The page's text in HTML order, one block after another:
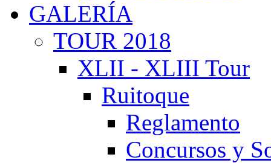
GALERÍA
TOUR 2018
XLII - XLIII Tour
Ruitoque
Reglamento
Concursos y